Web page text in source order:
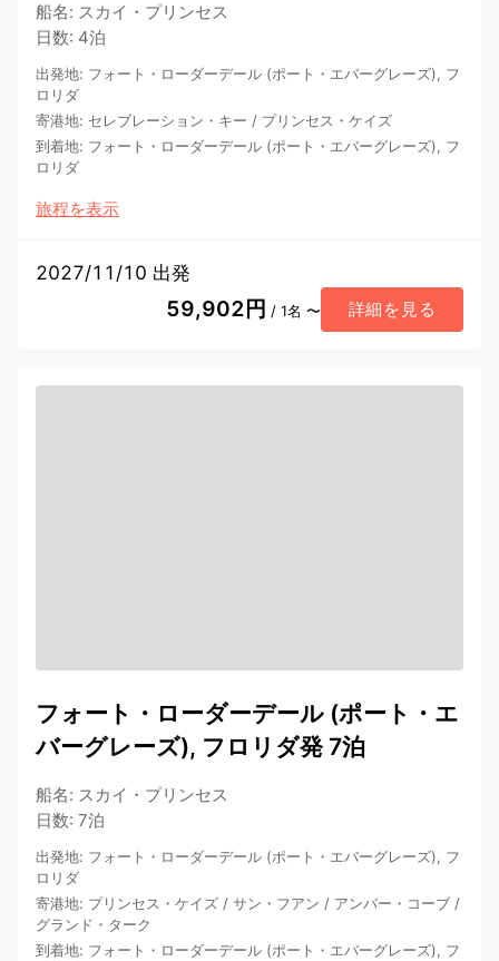
船名: スカイ・プリンセス
日数: 4泊
出発地: フォート・ローダーデール (ポート・エバーグレーズ), フ
ロリダ
寄港地: セレブレーション・キー / プリンセス・ケイズ
到着地: フォート・ローダーデール (ポート・エバーグレーズ), フ
ロリダ
旅程を表示
2027/11/10 出発
59,902円 / 1名 〜 詳細を見る
フォート・ローダーデール (ポート・エ
バーグレーズ), フロリダ発 7泊
船名: スカイ・プリンセス
日数: 7泊
出発地: フォート・ローダーデール (ポート・エバーグレーズ), フ
ロリダ
寄港地: プリンセス・ケイズ / サン・フアン / アンバー・コーブ /
グランド・ターク
到着地: フォート・ローダーデール (ポート・エバーグレーズ), フ